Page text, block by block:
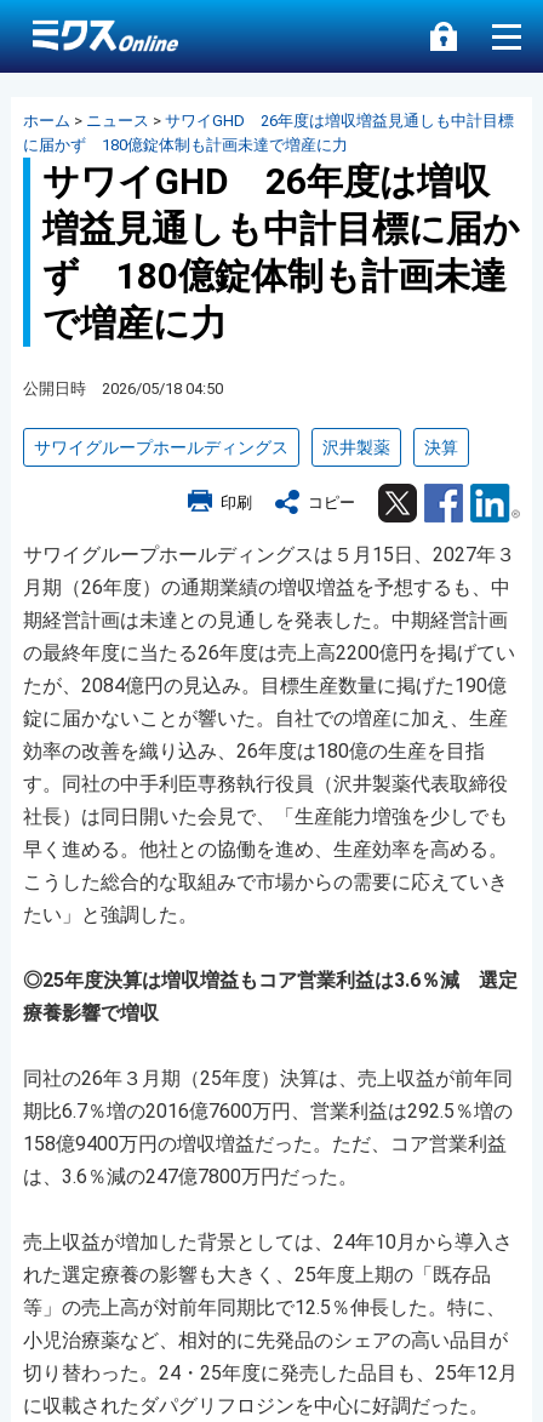
ホーム > ニュース > サワイGHD 26年度は増収増益見通しも中計目標
に届かず 180億錠体制も計画未達で増産に力
サワイGHD 26年度は増収
増益見通しも中計目標に届か
ず 180億錠体制も計画未達
で増産に力
公開日時 2026/05/18 04:50
サワイグループホールディングス 沢井製薬 決算
印刷 コピー Twitter Facebook
サワイグループホールディングスは５月15日、2027年３
月期（26年度）の通期業績の増収増益を予想するも、中
期経営計画は未達との見通しを発表した。中期経営計画
の最終年度に当たる26年度は売上高2200億円を掲げてい
たが、2084億円の見込み。目標生産数量に掲げた190億
錠に届かないことが響いた。自社での増産に加え、生産
効率の改善を織り込み、26年度は180億の生産を目指
す。同社の中手利臣専務執行役員（沢井製薬代表取締役
社長）は同日開いた会見で、「生産能力増強を少しでも
早く進める。他社との協働を進め、生産効率を高める。
こうした総合的な取組みで市場からの需要に応えていき
たい」と強調した。
◎25年度決算は増収増益もコア営業利益は3.6％減 選定
療養影響で増収
同社の26年３月期（25年度）決算は、売上収益が前年同
期比6.7％増の2016億7600万円、営業利益は292.5％増の
158億9400万円の増収増益だった。ただ、コア営業利益
は、3.6％減の247億7800万円だった。
売上収益が増加した背景としては、24年10月から導入さ
れた選定療養の影響も大きく、25年度上期の「既存品
等」の売上高が対前年同期比で12.5％伸長した。特に、
小児治療薬など、相対的に先発品のシェアの高い品目が
切り替わった。24・25年度に発売した品目も、25年12月
に収載されたダパグリフロジンを中心に好調だった。